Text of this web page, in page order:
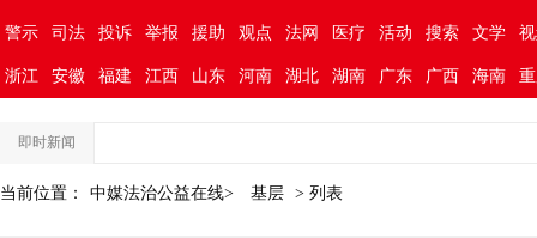
警示 司法 投诉 举报 援助 观点 法网 医疗 活动 搜索 文学
浙江 安徽 福建 江西 山东 河南 湖北 湖南 广东 广西 海南
即时新闻
当前位置： 中媒法治公益在线> 基层 > 列表